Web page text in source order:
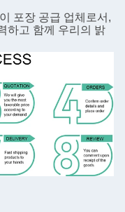
포장 공급 업체로서,
하고 함께 우리의 밝